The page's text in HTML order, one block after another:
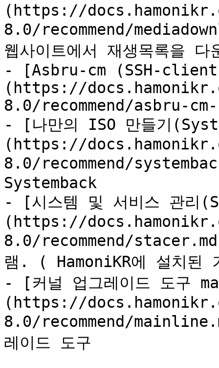
(https://
8.0/recommend/
웹사이트에서 재생목록을 다
- [Asbru-cm (SSH-
(https://
8.0/recommend/asbru-
- [나만의 ISO 만들기
(https://
8.0/recommend/
Systemback
- [시스템 및 서비스 관리
(https://
8.0/recommend/
램. ( HamoniKR에 설치된
- [커널 업그레이드 도구
(https://
8.0/recommend/